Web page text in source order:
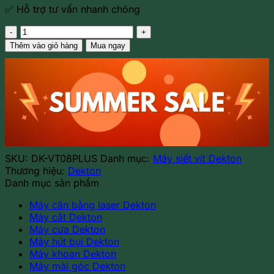
✅ Hỗ trợ tư vấn nhanh chóng
Máy
vặn
vít
pin
Dekton
DK-
lượng
Thêm vào giỏ hàng Mua ngay
SKU: DK-VT08PLUS Danh mục: Máy siết vít Dekton
Thương hiệu: Dekton
Danh mục sản phẩm
Máy cân bằng laser Dekton
Máy cắt Dekton
Máy cưa Dekton
Máy hút bụi Dekton
Máy khoan Dekton
Máy mài góc Dekton